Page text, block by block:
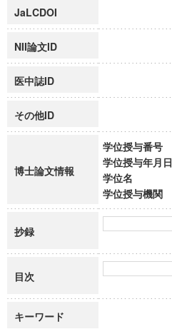
JaLCDOI
NII論文ID
医中誌ID
その他ID
博士論文情報
学位授与番号
学位授与年月日
学位名
学位授与機関
抄録
目次
キーワード